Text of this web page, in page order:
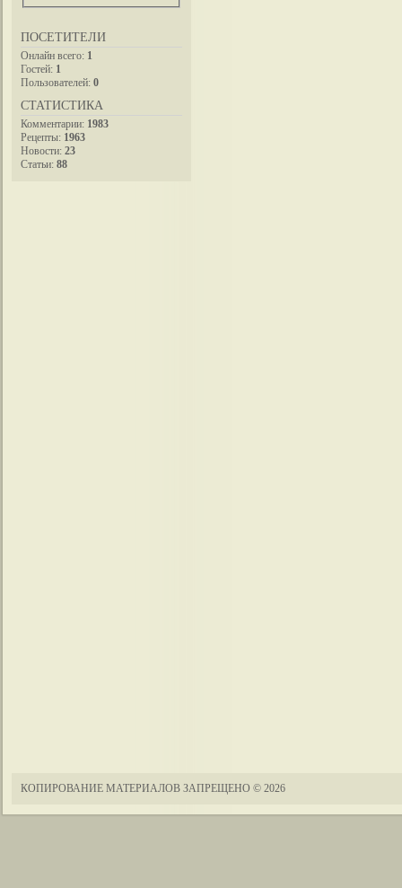
ПОСЕТИТЕЛИ
Онлайн всего: 1
Гостей: 1
Пользователей: 0
СТАТИСТИКА
Комментарии: 1983
Рецепты: 1963
Новости: 23
Статьи: 88
КОПИРОВАНИЕ МАТЕРИАЛОВ ЗАПРЕЩЕНО © 2026